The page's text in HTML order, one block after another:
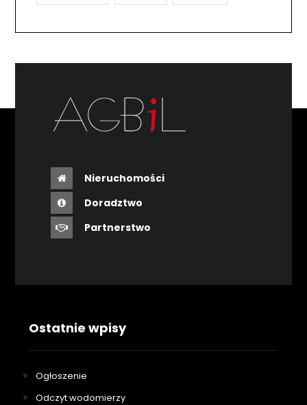
Nieruchomości
Doradztwo
Partnerstwo
Ostatnie wpisy
Ogłoszenie
Odczyt wodomierzy